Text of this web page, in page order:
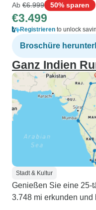
Ab €6.999 50% sparen
€3.499
Registrieren to unlock
Broschüre
Ganz Indien
Stadt & Kultur
Genießen Sie eine 25-
3.748 mi erkunden und